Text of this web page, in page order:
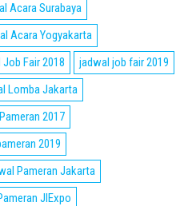
Acara Surabaya
Acara Yogyakarta
Fair 2018
jadwal job fair 2019
Lomba Jakarta
2017
2019
Pameran Jakarta
JIExpo